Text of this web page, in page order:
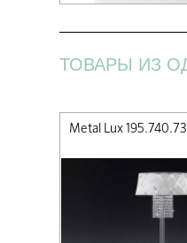
ТОВАРЫ ИЗ
Metal Lux